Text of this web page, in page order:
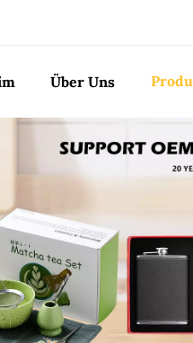
Über Uns